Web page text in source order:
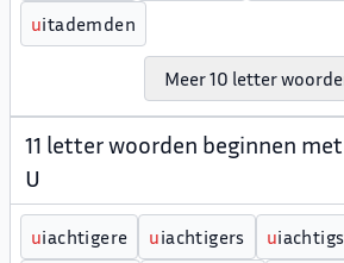
uitademden
Meer 10 letter
11 letter woorden beginnen met
U
uiachtigere uiachtigers u